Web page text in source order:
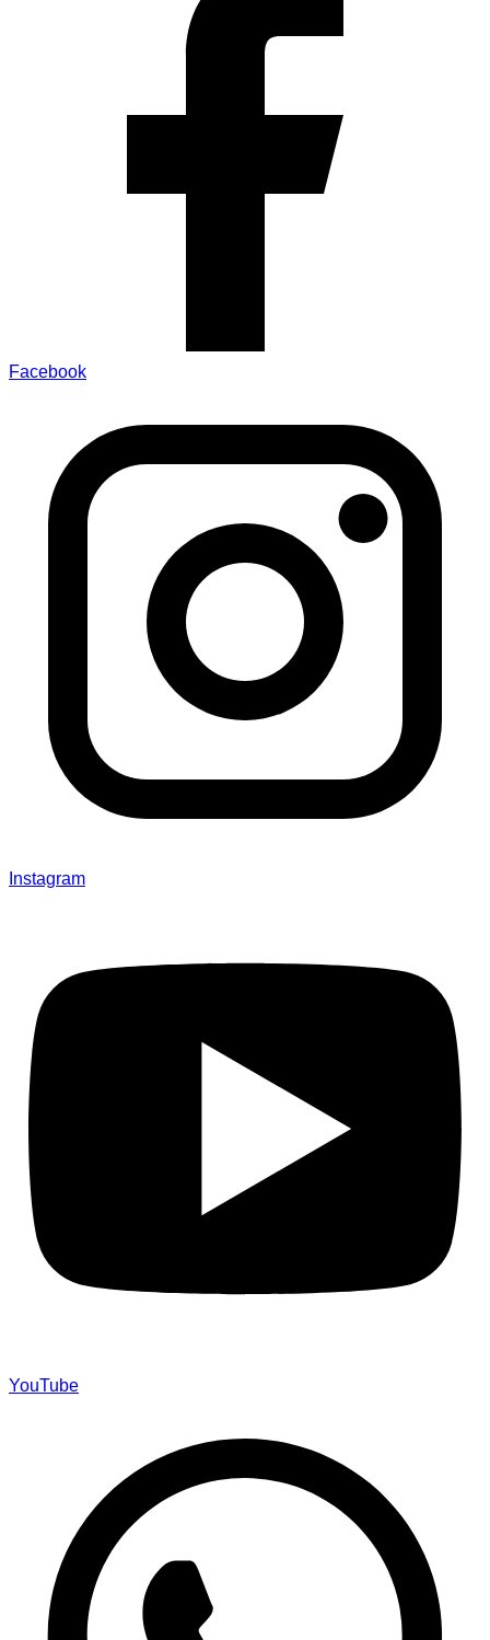
Facebook
Instagram
YouTube